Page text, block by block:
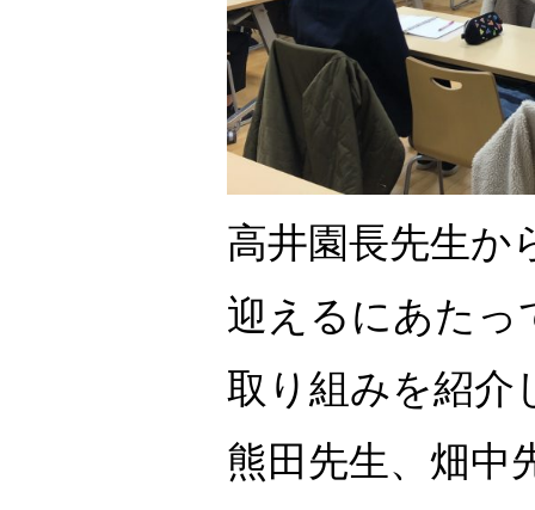
高井園長先生か
迎えるにあたっ
取り組みを紹介
熊田先生、畑中